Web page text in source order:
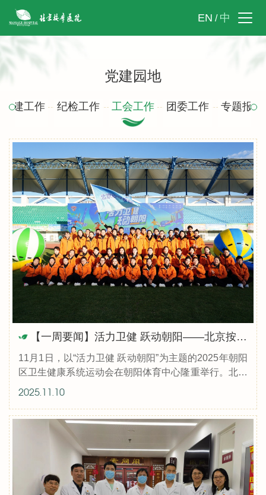
EN / 中
党建园地
党建工作 纪检工作 工会工作 团委工作 专题报道
【一周要闻】活力卫健 跃动朝阳——北京按摩医院参加朝阳区卫生健康系统运动会
11月1日，以“活力卫健 跃动朝阳”为主题的2025年朝阳
区卫生健康系统运动会在朝阳体育中心隆重举行。北京
按摩医院由金涛院长、赵丹娅副院长带队，共派出41名
2025.11.10